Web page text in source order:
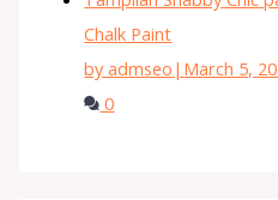
Chalk Paint
by admseo | March 5,
0